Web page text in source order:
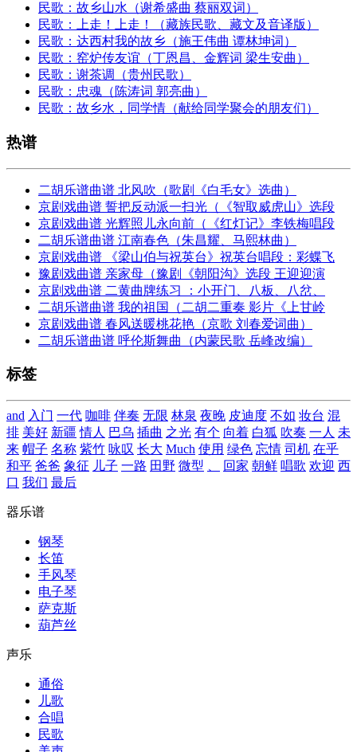
民歌：故乡山水（谢希盛曲 蔡丽双词）
民歌：上走！上走！（藏族民歌、藏文及音译版）
民歌：达西村我的故乡（施王伟曲 谭林坤词）
民歌：窑炉传友谊（丁恩昌、金辉词 梁生安曲）
民歌：谢茶调（贵州民歌）
民歌：忠魂（陈涛词 郭亮曲）
民歌：故乡水，同学情（献给同学聚会的朋友们）
热谱
二胡乐谱曲谱 北风吹（歌剧《白毛女》选曲）
京剧戏曲谱 誓把反动派一扫光（《智取威虎山》选段
京剧戏曲谱 光辉照儿永向前（《红灯记》李铁梅唱段
二胡乐谱曲谱 江南春色（朱昌耀、马熙林曲）
京剧戏曲谱 《梁山伯与祝英台》祝英台唱段：彩蝶飞
豫剧戏曲谱 亲家母（豫剧《朝阳沟》选段 王迎迎演
京剧戏曲谱 二黄曲牌练习 ：小开门、八板、八岔、
二胡乐谱曲谱 我的祖国（二胡二重奏 影片《上甘岭
京剧戏曲谱 春风送暖桃花艳（京歌 刘春爱词曲）
二胡乐谱曲谱 呼伦斯舞曲（内蒙民歌 岳峰改编）
标签
and 入门 一代 咖啡 伴奏 无限 林泉 夜晚 皮迪度 不如 妆台 混
排 美好 新疆 情人 巴乌 插曲 之光 有个 向着 白狐 吹奏 一人 未
来 帽子 名称 紫竹 咏叹 长大 Much 使用 绿色 忘情 司机 在乎
和平 爸爸 象征 儿子 一路 田野 微型 回家 朝鲜 唱歌 欢迎 西
口 我们 最后
器乐谱
钢琴
长笛
手风琴
电子琴
萨克斯
葫芦丝
声乐
通俗
儿歌
合唱
民歌